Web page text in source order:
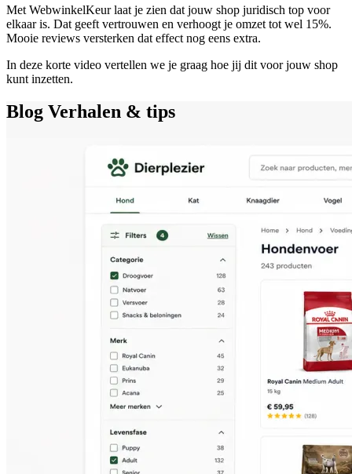
Met WebwinkelKeur laat je zien dat jouw shop juridisch top voor
elkaar is. Dat geeft vertrouwen en verhoogt je omzet tot wel 15%.
Mooie reviews versterken dat effect nog eens extra.
In deze korte video vertellen we je graag hoe jij dit voor jouw shop
kunt inzetten.
Blog Verhalen & tips